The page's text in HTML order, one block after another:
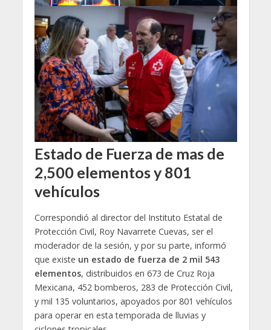
Estado de Fuerza de mas de
2,500 elementos y 801
vehículos
Correspondió al director del Instituto Estatal de
Protección Civil, Roy Navarrete Cuevas, ser el
moderador de la sesión, y por su parte, informó
que existe un estado de fuerza de 2 mil 543
elementos, distribuidos en 673 de Cruz Roja
Mexicana, 452 bomberos, 283 de Protección Civil,
y mil 135 voluntarios, apoyados por 801 vehículos
para operar en esta temporada de lluvias y